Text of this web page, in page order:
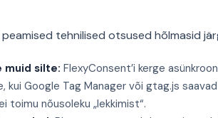
tehnilised otsused hõlmasid
muid silte: FlexyConsent’i kerge
kui Google Tag Manager või gtag.js
toimu nõusoleku „lekkimist“.